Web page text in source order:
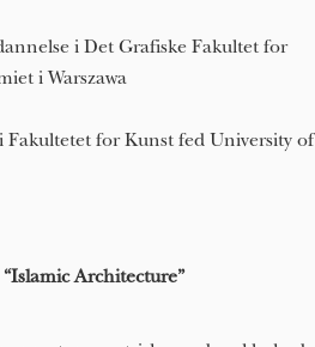
i Det Grafiske Fakultet for
i Warszawa
Fakultetet for Kunst fed University of
Architecture”